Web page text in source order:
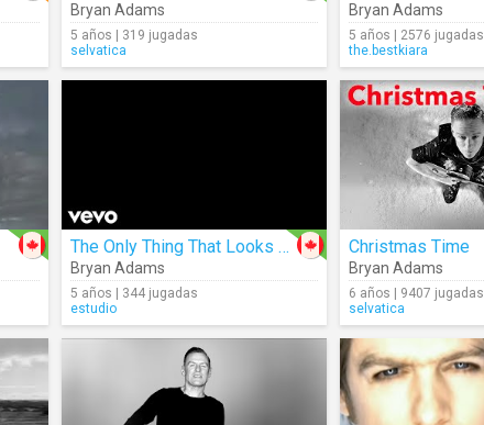
Bryan Adams
5 años | 319 jugadas
selvatica
Bryan Adams
5 años | 2576 jugadas
the.bestkiara
The Only Thing That Looks Good On Me Is You
Bryan Adams
5 años | 344 jugadas
estudio
Christmas Time
Bryan Adams
6 años | 9407 jugadas
selvatica